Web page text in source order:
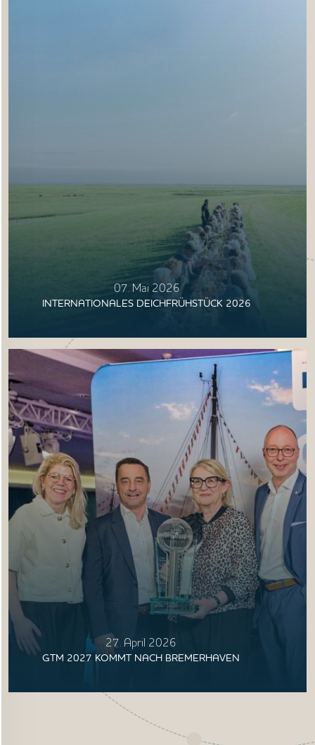
07. Mai 2026
INTERNATIONALES DEICHFRÜHSTÜCK 2026
27. April 2026
GTM 2027 KOMMT NACH BREMERHAVEN